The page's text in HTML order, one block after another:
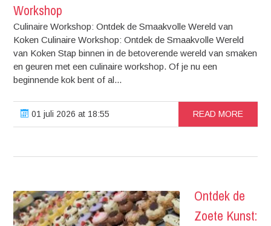
Workshop
Culinaire Workshop: Ontdek de Smaakvolle Wereld van
Koken Culinaire Workshop: Ontdek de Smaakvolle Wereld
van Koken Stap binnen in de betoverende wereld van smaken
en geuren met een culinaire workshop. Of je nu een
beginnende kok bent of al...
01 juli 2026 at 18:55 READ MORE
Ontdek de
Zoete Kunst: